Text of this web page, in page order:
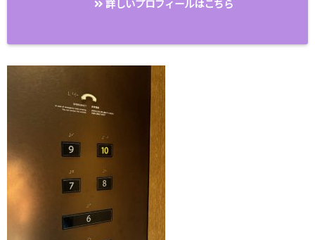
詳しいプロフィールはこちら